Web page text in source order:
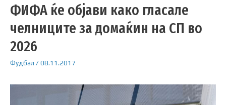
ФИФА ќе објави како гласале
челниците за домаќин на СП во
2026
Фудбал /08.11.2017